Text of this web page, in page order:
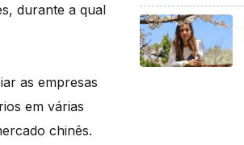
durante a qual
as empresas
em várias
chinês.